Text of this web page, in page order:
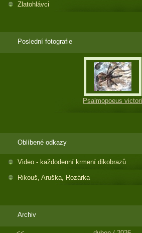
Zlatohlávci
Poslední fotografie
Psalmopoeus victori
Oblíbené odkazy
Video - každodenní krmení dikobrazů
Rikouš, Aruška, Rozárka
Archiv